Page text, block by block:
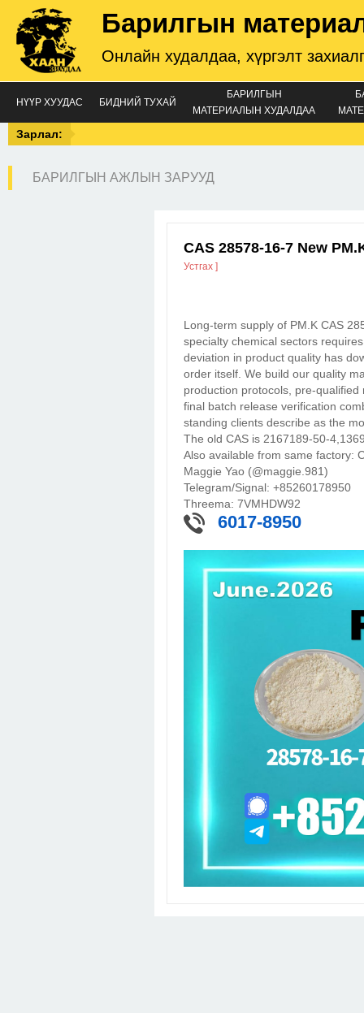
Барилгын
Онлайн худалдаа, хүргэлт
НҮҮР ХУУДАС БИДНИЙ ТУХАЙ
БАРИЛГЫН
МАТЕРИАЛЫН ХУДАЛДАА
Зарлал:
БАРИЛГЫН АЖЛЫН ЗАРУУД
CAS 28578-16-7 New
Устгах ]
Long-term supply of PM.K CAS
specialty chemical sectors
deviation in product quality has
order itself. We build our quality
production protocols, pre-
final batch release verification
standing clients describe as the
The old CAS is 2167189-50-
Also available from same factory:
Maggie Yao (@maggie.981)
Telegram/Signal: +85260178950
Threema: 7VMHDW92
6017-8950